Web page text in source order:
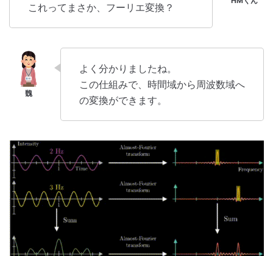
これってまさか、フーリエ変換？
よく分かりましたね。
この仕組みで、時間域から周波数域へ
の変換ができます。